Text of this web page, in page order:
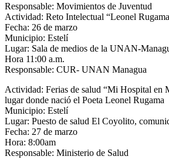
Responsable: Movimientos de Juventud
Actividad: Reto Intelectual “Leonel
Fecha: 26 de marzo
Municipio: Estelí
Lugar: Sala de medios de la UNAN-
Hora 11:00 a.m.
Responsable: CUR- UNAN Managua
Actividad: Ferias de salud “Mi Hospital en
lugar donde nació el Poeta Leonel Rugama
Municipio: Estelí
Lugar: Puesto de salud El Coyolito,
Fecha: 27 de marzo
Hora: 8:00am
Responsable: Ministerio de Salud